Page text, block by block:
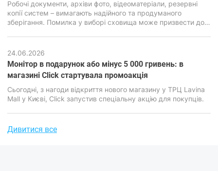
Робочі документи, архіви фото, відеоматеріали, резервні
копії систем – вимагають надійного та продуманого
зберігання. Помилка у виборі сховища може призвести до
сервісами та локальними накопичувачами стоїть особливо
гостро.
24.06.2026
Монітор в подарунок або мінус 5 000 гривень: в
магазині Click стартувала промоакція
​​​​​​​Сьогодні, з нагоди відкриття нового магазину у ТРЦ Lavina
Mall у Києві, Click запустив спеціальну акцію для покупців.
Дивитися все